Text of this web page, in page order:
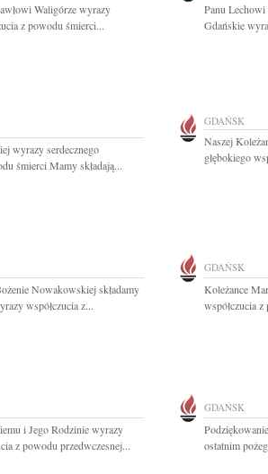
Waligórze wyrazy
z powodu śmierci...
Panu
Gdańskie
wyrazy serdecznego
śmierci Mamy składają...
GDAŃSK
Naszej
głębokiego
Nowakowskiej składamy
współczucia z...
GDAŃSK
Koleżance
współczucia
i Jego Rodzinie wyrazy
z powodu przedwczesnej...
GDAŃSK
ostatnim